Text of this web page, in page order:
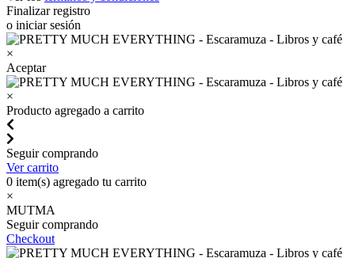
Finalizar registro
o iniciar sesión
×
Aceptar
×
Producto agregado a carrito
Seguir comprando
Ver carrito
0 item(s) agregado tu carrito
×
MUTMA
Seguir comprando
Checkout